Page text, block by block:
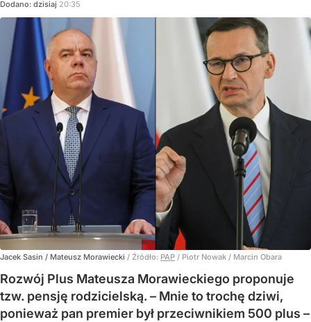
Dodano: dzisiaj 20:35
Jacek Sasin / Mateusz Morawiecki / Źródło: PAP / Piotr Nowak / Marcin Obara
Rozwój Plus Mateusza Morawieckiego proponuje
tzw. pensję rodzicielską. – Mnie to trochę dziwi,
ponieważ pan premier był przeciwnikiem 500 plus –